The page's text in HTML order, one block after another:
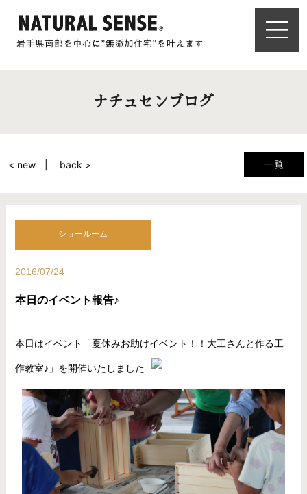
ナチュセンブログ
一覧
< new back >
ショールーム
2016/07/24
本日のイベント報告♪
本日はイベント「夏休みお助けイベント！！大工さんと作る工
作教室♪」を開催いたしました